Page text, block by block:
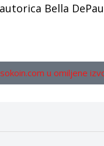
Bella
u omiljene